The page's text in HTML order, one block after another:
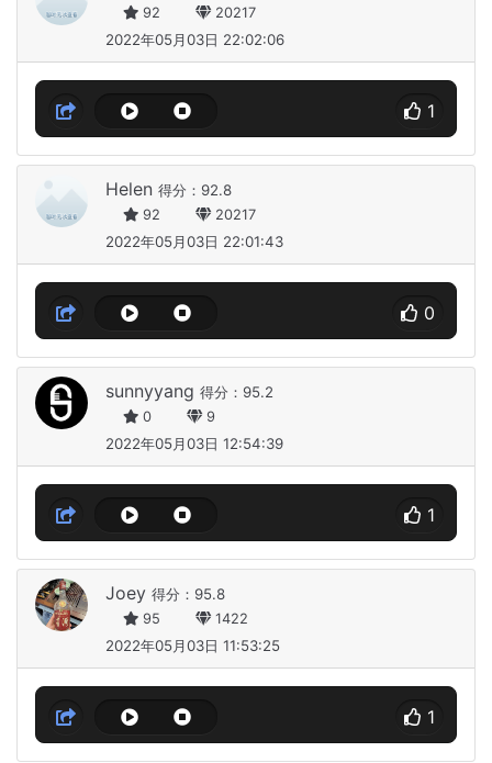
92 20217
2022年05月03日 22:02:06
1
Helen 得分：92.8
92 20217
2022年05月03日 22:01:43
0
sunnyyang 得分：95.2
0 9
2022年05月03日 12:54:39
1
Joey 得分：95.8
95 1422
2022年05月03日 11:53:25
1